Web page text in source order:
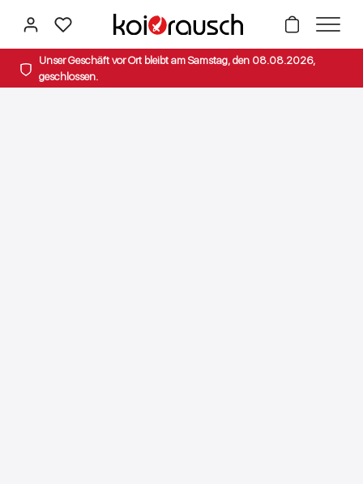
springen
Unser Geschäft vor Ort bleibt am Samstag, den 08.08.2026,
geschlossen.